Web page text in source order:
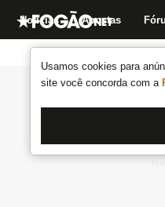
Usamos cookies para
site você concorda com a
Notícias Apostas